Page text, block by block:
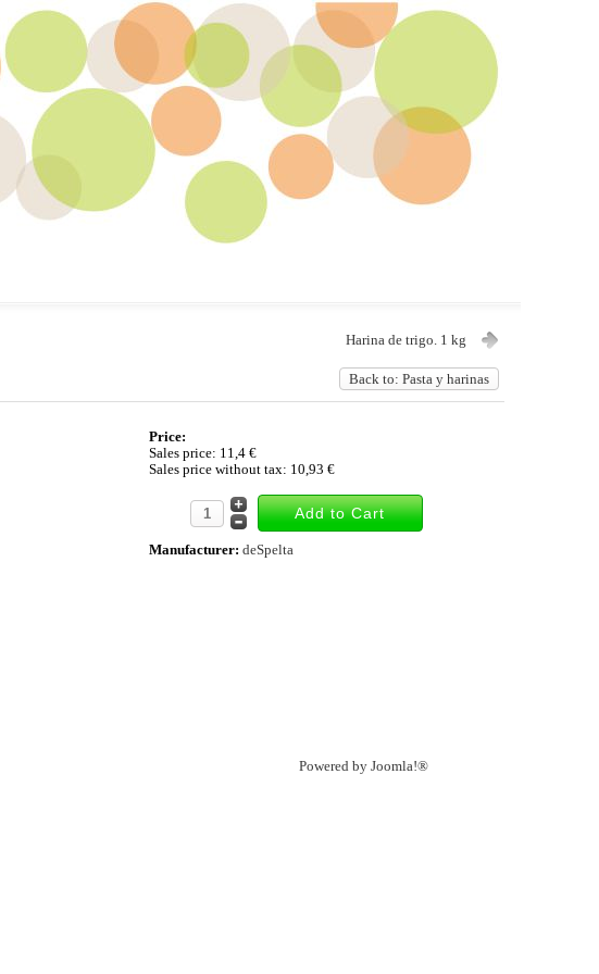
Harina de trigo. 1 kg
Back to: Pasta y harinas
Price:
Sales price: 11,4 €
Sales price without tax: 10,93 €
Manufacturer: deSpelta
Powered by Joomla!®